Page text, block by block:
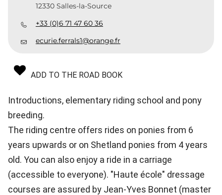
12330 Salles-la-Source
+33 (0)6 71 47 60 36
ecurie.ferrals1@orange.fr
ADD TO THE ROAD BOOK
Introductions, elementary riding school and pony
breeding.
The riding centre offers rides on ponies from 6
years upwards or on Shetland ponies from 4 years
old. You can also enjoy a ride in a carriage
(accessible to everyone). "Haute école" dressage
courses are assured by Jean-Yves Bonnet (master